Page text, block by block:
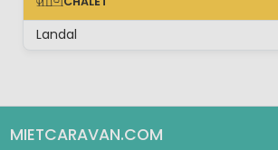
CHALET
Landal
MIETCARAVAN.COM